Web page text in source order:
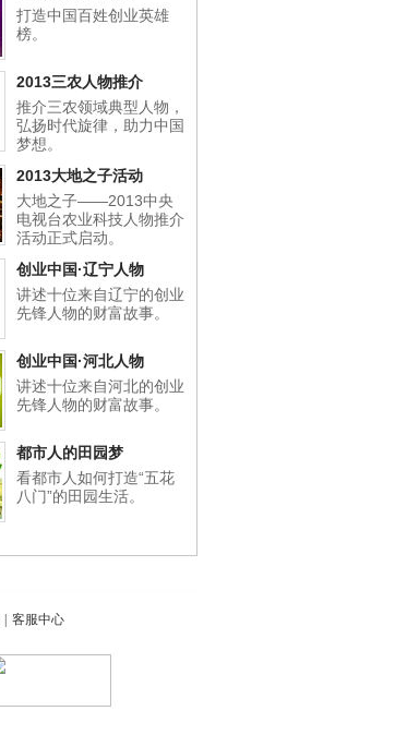
打造中国百姓创业英雄
榜。
2013三农人物推介
推介三农领域典型人物，
弘扬时代旋律，助力中国
梦想。
2013大地之子活动
大地之子——2013中央
电视台农业科技人物推介
活动正式启动。
创业中国·辽宁人物
讲述十位来自辽宁的创业
先锋人物的财富故事。
创业中国·河北人物
讲述十位来自河北的创业
先锋人物的财富故事。
都市人的田园梦
看都市人如何打造“五花
八门”的田园生活。
客服中心